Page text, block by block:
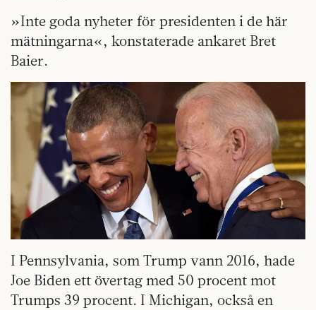
»Inte goda nyheter för presidenten i de här
mätningarna«, konstaterade ankaret Bret
Baier.
I Pennsylvania, som Trump vann 2016, hade
Joe Biden ett övertag med 50 procent mot
Trumps 39 procent. I Michigan, också en